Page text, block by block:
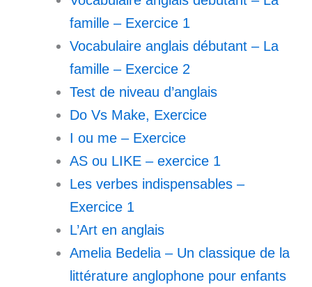
famille – Exercice 1
Vocabulaire anglais débutant – La
famille – Exercice 2
Test de niveau d’anglais
Do Vs Make, Exercice
I ou me – Exercice
AS ou LIKE – exercice 1
Les verbes indispensables –
Exercice 1
L’Art en anglais
Amelia Bedelia – Un classique de la
littérature anglophone pour enfants